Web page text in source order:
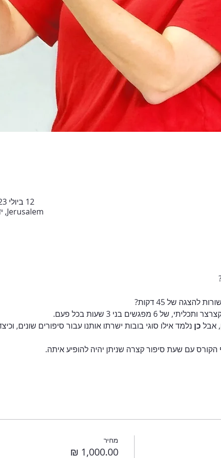
12 ביולי 2023, 10:00 – 13:00 GMT‎+3‎
Jerusalem, יד חרוצים 4, ירושלים, ישראל
מפגשים בני 3 שעות בכל פעם.
אבל כן נלמד אילו סוגי בובות ישרתו אותנו עבור סיפורים שונים,
עם שעת סיפור קצרה שניתן יהיה להופיע איתה.
מחיר